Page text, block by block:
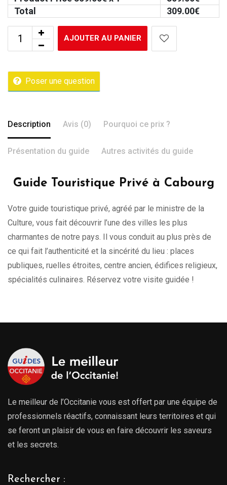
Total
309.00€
AJOUTER AU PANIER
Poser une question
Description Avis (0) Pourquoi ce prix ?
Présentation du guide Autres activités du guide
Guide Touristique Privé à Cabourg
Votre guide touristique privé, agréé par le ministre de la
Culture, vous fait découvrir l’une des villes les plus
charmantes de notre pays. Il vous conduit au plus près de
ce qui fait l’authenticité et la sincérité du lieu : places
publiques, ruelles étroites, centre ancien, édifices religieux,
spécialités culinaires. Réservez votre visite guidée !
Le meilleur de l’Occitanie vous est offert par une équipe de
professionnels réactifs, connaissant leurs territoires et qui
se feront un plaisir de vous en faire découvrir les saveurs
et les secrets.
Rechercher :